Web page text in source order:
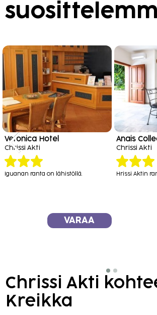
saanut Blue
useina
vuosina. Vesi
ja
hiekkaranta
hyvässä
joten ne
houkuttelevat
Veronica Hotel
Chrissi Akti
Iguanan ranta on lähistöllä.
VARAA
Chrissi Akti
Hrissi Aktin
Chrissi Akti
Kreikka